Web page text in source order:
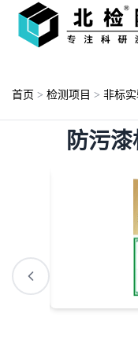
首页 > 检测项目 > 非标
防污